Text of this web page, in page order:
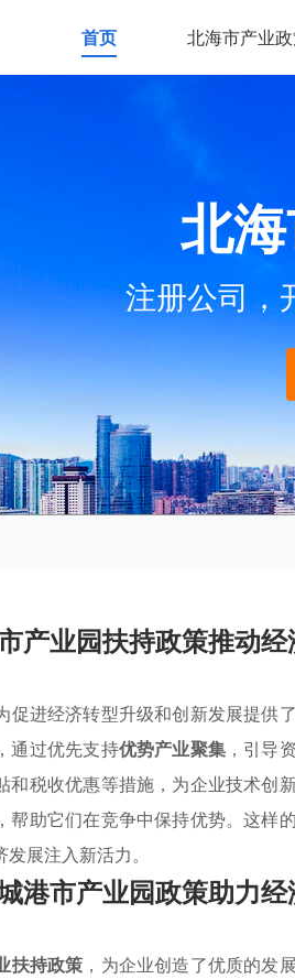
首页 北海市产业
北
注册公司，
产业园扶持政策推动
促进经济转型升级和创新发展提供
通过优先支持优势产业聚集 ，引导
和税收优惠等措施，为企业技术创
帮助它们在竞争中保持优势。这样
展注入新活力。
港市产业园政策助力
扶持政策 ，为企业创造了优质的发